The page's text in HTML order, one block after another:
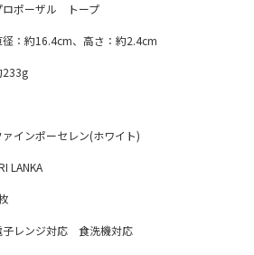
ロポーザル トープ
径：約16.4cm、高さ：約2.4cm
233g
ァインポーセレン(ホワイト)
LANKA
子レンジ対応 食洗機対応